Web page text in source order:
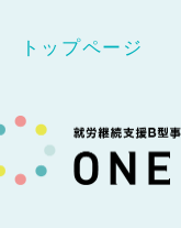
トップページ